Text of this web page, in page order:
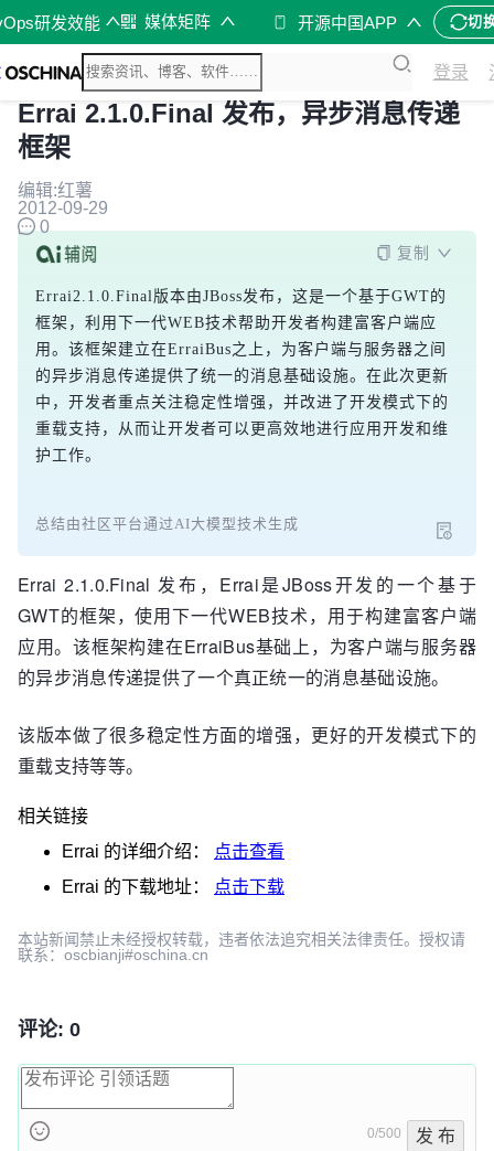
研发效能 媒体矩阵 开源中国APP 切
登录
Errai 2.1.0.Final 发布，异步消息传递
框架
编辑:红薯
2012-09-29
0
复制
Errai2.1.0.Final版本由JBoss发布，这是一个基于GWT的
框架，利用下一代WEB技术帮助开发者构建富客户端应
用。该框架建立在ErraiBus之上，为客户端与服务器之间
的异步消息传递提供了统一的消息基础设施。在此次更新
中，开发者重点关注稳定性增强，并改进了开发模式下的
重载支持，从而让开发者可以更高效地进行应用开发和维
护工作。
总结由社区平台通过AI大模型技术生成
Errai 2.1.0.Final 发布，Errai是JBoss开发的一个基于
GWT的框架，使用下一代WEB技术，用于构建富客户端
应用。该框架构建在ErraiBus基础上，为客户端与服务器
的异步消息传递提供了一个真正统一的消息基础设施。
该版本做了很多稳定性方面的增强，更好的开发模式下的
重载支持等等。
相关链接
Errai 的详细介绍：
点击查看
Errai 的下载地址： 点击下载
本站新闻禁止未经授权转载，违者依法追究相关法律责任。授权请
联系：oscbianji#oschina.cn
评论: 0
0/500 发 布